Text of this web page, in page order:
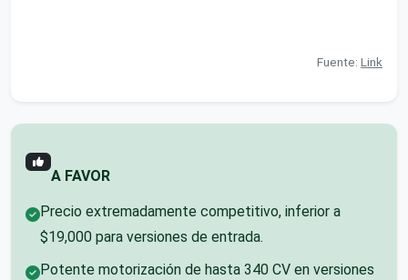
Fuente: Link
A FAVOR
Precio extremadamente competitivo, inferior a
$19,000 para versiones de entrada.
Potente motorización de hasta 340 CV en versiones